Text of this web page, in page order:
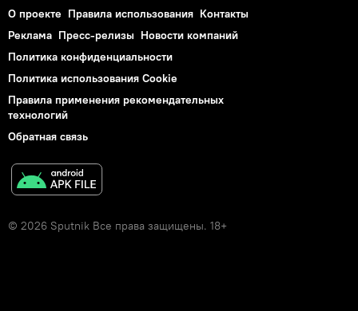
О проекте Правила использования Контакты
Реклама Пресс-релизы Новости компаний
Политика конфиденциальности
Политика использования Cookie
Правила применения рекомендательных
технологий
Обратная связь
© 2026 Sputnik Все права защищены. 18+